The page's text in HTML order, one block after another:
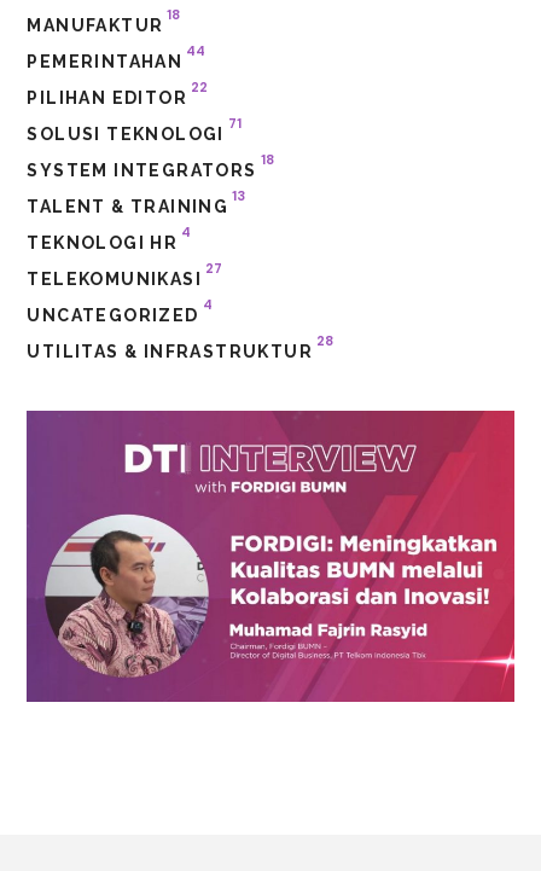
MANUFAKTUR
18
PEMERINTAHAN
44
PILIHAN EDITOR
22
SOLUSI TEKNOLOGI
71
SYSTEM INTEGRATORS
18
TALENT & TRAINING
13
TEKNOLOGI HR
4
TELEKOMUNIKASI
27
UNCATEGORIZED
4
UTILITAS & INFRASTRUKTUR
28